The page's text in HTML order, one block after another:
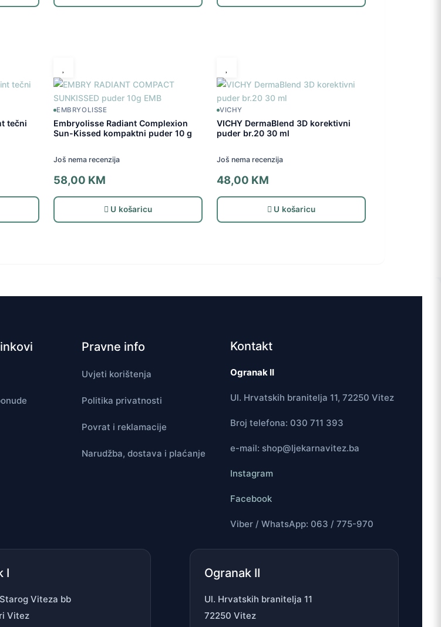
tečni
EMBRYOLISSE
Embryolisse Radiant Complexion
Sun-Kissed kompaktni puder 10 g
Još nema recenzija
58,00 KM
U košaricu
VICHY
VICHY DermaBlend 3D korektivni
puder br.20 30 ml
Još nema recenzija
48,00 KM
U košaricu
Pravne info
Uvjeti korištenja
Politika privatnosti
Povrat i reklamacije
Narudžba, dostava i plaćanje
Kontakt
Ogranak II
Ul. Hrvatskih branitelja 11, 72250 Vitez
Broj telefona: 030 711 393
e-mail: shop@ljekarnavitez.ba
Instagram
Facebook
Viber / WhatsApp: 063 / 775-970
I
Viteza bb
Vitez
Ogranak II
Ul. Hrvatskih branitelja 11
72250 Vitez